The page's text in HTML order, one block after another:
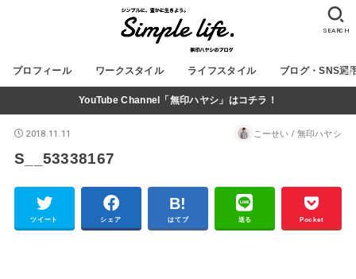
プロフィール ワークスタイル ライフスタイル ブログ・SNS運
SEARCH
YouTube Channel「無印ハヤシ」はコチラ！
2018.11.11 こーせい / 無印ハヤシ
S__53338167
ツイート シェア はてブ 送る Pocket